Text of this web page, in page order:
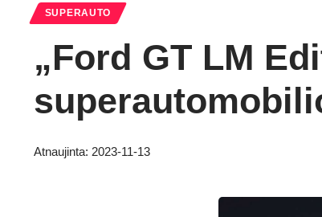
SUPERAUTO
„Ford GT LM
Atnaujinta: 2023-11-13